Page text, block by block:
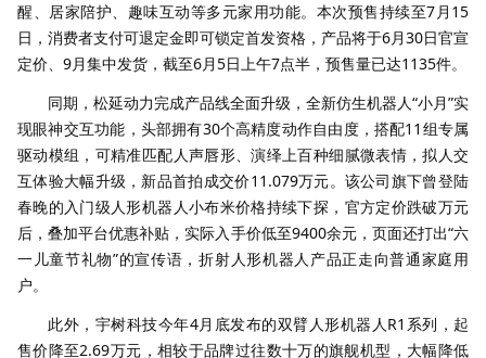
醒、居家陪护、趣味互动等多元家用功能。本次预售持续至7月15
日，消费者支付可退定金即可锁定首发资格，产品将于6月30日官宣
定价、9月集中发货，截至6月5日上午7点半，预售量已达1135件。
同期，松延动力完成产品线全面升级，全新仿生机器人“小月”实
现眼神交互功能，头部拥有30个高精度动作自由度，搭配11组专属
驱动模组，可精准匹配人声唇形、演绎上百种细腻微表情，拟人交
互体验大幅升级，新品首拍成交价11.079万元。该公司旗下曾登陆
春晚的入门级人形机器人小布米价格持续下探，官方定价跌破万元
后，叠加平台优惠补贴，实际入手价低至9400余元，页面还打出“六
一儿童节礼物”的宣传语，折射人形机器人产品正走向普通家庭用
户。
此外，宇树科技今年4月底发布的双臂人形机器人R1系列，起
售价降至2.69万元，相较于品牌过往数十万的旗舰机型，大幅降低